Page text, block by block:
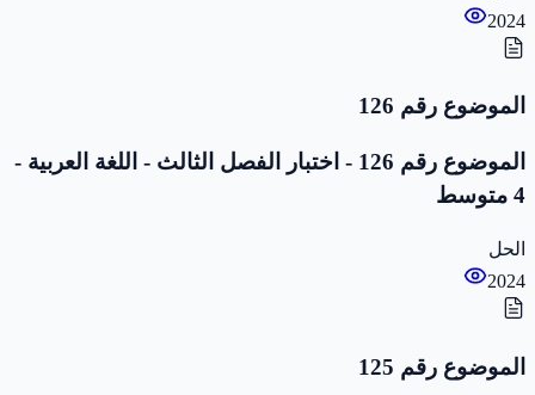
2024
الموضوع رقم 126
الموضوع رقم 126 - اختبار الفصل الثالث - اللغة العربية -
4 متوسط
الحل
2024
الموضوع رقم 125